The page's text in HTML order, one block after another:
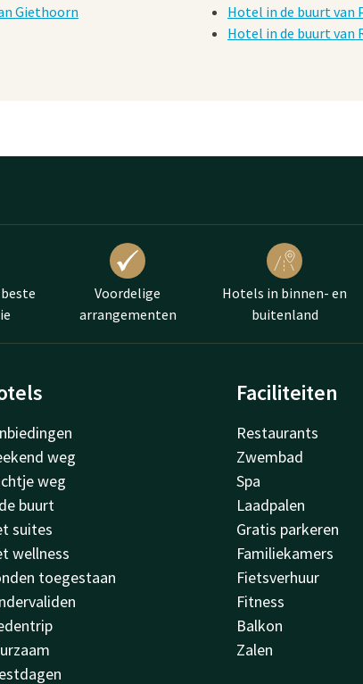
Giethoorn
Hotel in de buurt van
Hotel in de buurt van
Voordelige
arrangementen
Hotels in binnen- en
buitenland
weg
weg
buurt
suites
wellness
toegestaan
Faciliteiten
Restaurants
Zwembad
Spa
Laadpalen
Gratis parkeren
Familiekamers
Fietsverhuur
Fitness
Balkon
Zalen